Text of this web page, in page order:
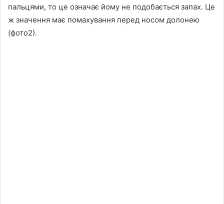
пальцями, то це означає йому не подобається запах. Це
ж значення має помахування перед носом долонею
(фото2).